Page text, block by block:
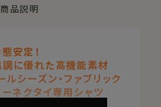
商品説明
安定！
に優れた高機能素材
ルシーズン・ファブリック
ネクタイ専用シャツ